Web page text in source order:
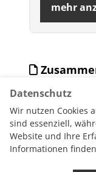
mehr
PDF-
Datenschutz
Wir nutzen Cookies
sind essenziell,
Website und Ihre
Informationen